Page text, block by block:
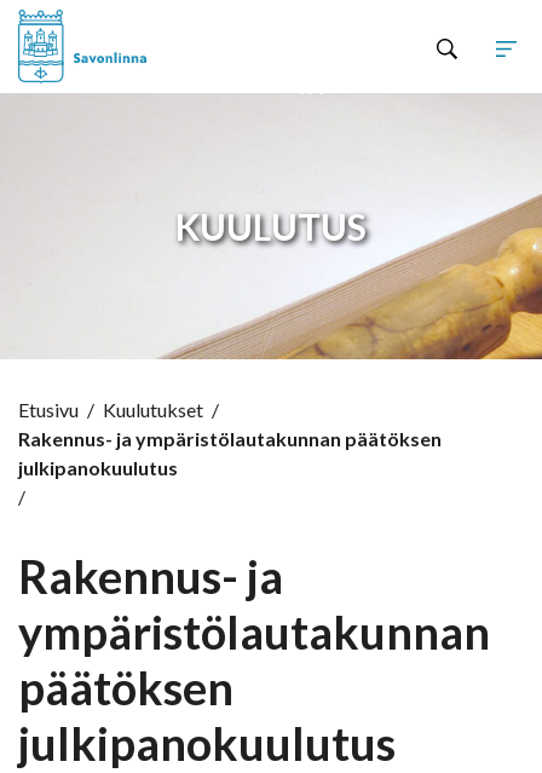
KUULUTUS
Etusivu / Kuulutukset /
Rakennus- ja ympäristölautakunnan päätöksen
julkipanokuulutus
/
Rakennus- ja
ympäristölautakunnan
päätöksen
julkipanokuulutus